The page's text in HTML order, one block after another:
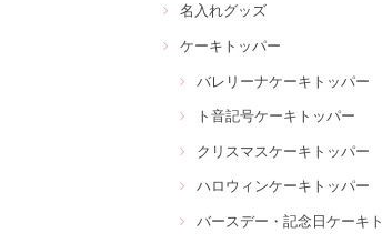
名入れグッズ
ケーキトッパー
バレリーナケーキトッパー
ト音記号ケーキトッパー
クリスマスケーキトッパー
ハロウィンケーキトッパー
バースデー・記念日ケーキト